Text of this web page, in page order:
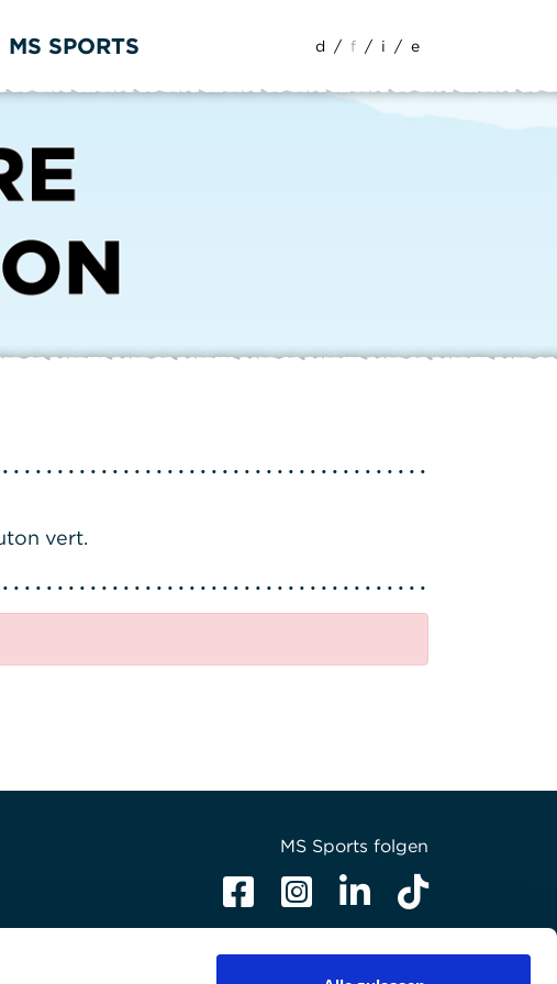
MS SPORTS d / f / i / e
vert.
MS Sports folgen